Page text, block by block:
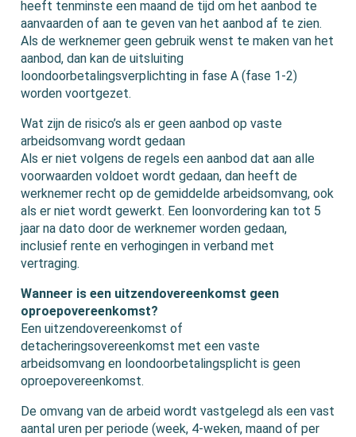
heeft tenminste een maand de tijd om het aanbod te
aanvaarden of aan te geven van het aanbod af te zien.
Als de werknemer geen gebruik wenst te maken van het
aanbod, dan kan de uitsluiting
loondoorbetalingsverplichting in fase A (fase 1-2)
worden voortgezet.
Wat zijn de risico’s als er geen aanbod op vaste
arbeidsomvang wordt gedaan
Als er niet volgens de regels een aanbod dat aan alle
voorwaarden voldoet wordt gedaan, dan heeft de
werknemer recht op de gemiddelde arbeidsomvang, ook
als er niet wordt gewerkt. Een loonvordering kan tot 5
jaar na dato door de werknemer worden gedaan,
inclusief rente en verhogingen in verband met
vertraging.
Wanneer is een uitzendovereenkomst geen
oproepovereenkomst?
Een uitzendovereenkomst of
detacheringsovereenkomst met een vaste
arbeidsomvang en loondoorbetalingsplicht is geen
oproepovereenkomst.
De omvang van de arbeid wordt vastgelegd als een vast
aantal uren per periode (week, 4-weken, maand of per